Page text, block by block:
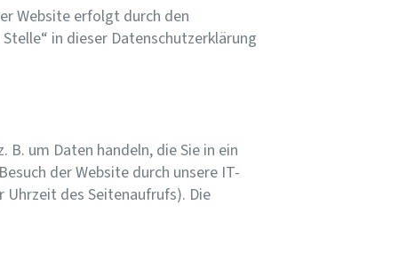
Website erfolgt durch den
in dieser Datenschutzerklärung
B. um Daten handeln, die Sie in ein
der Website durch unsere IT-
des Seitenaufrufs). Die